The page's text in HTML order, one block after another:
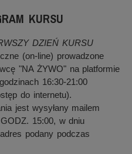
KURSU
DZIEŃ KURSU
(on-line) prowadzone
"NA ŻYWO" na platformie
16:30-21:00
do internetu).
jest wysyłany mailem
15:00, w dniu
podany podczas